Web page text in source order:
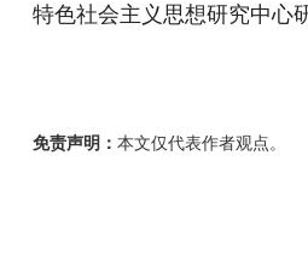
特色社会主义思想研究中心
免责声明： 本文仅代表作者观点。